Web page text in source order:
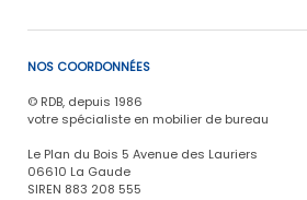
NOS COORDONNÉES
© RDB, depuis 1986
votre spécialiste en mobilier de bureau
Le Plan du Bois 5 Avenue des Lauriers
06610 La Gaude
SIREN 883 208 555